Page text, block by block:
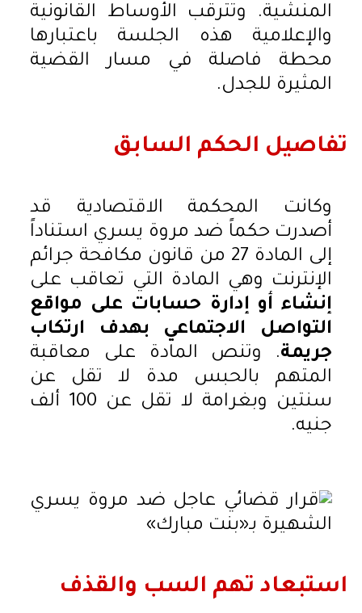
المنشية. وتترقب الأوساط القانونية
والإعلامية هذه الجلسة باعتبارها
محطة فاصلة في مسار القضية
المثيرة للجدل.
تفاصيل الحكم السابق
وكانت المحكمة الاقتصادية قد
أصدرت حكماً ضد مروة يسري استناداً
إلى المادة 27 من قانون مكافحة جرائم
الإنترنت وهي المادة التي تعاقب على
إنشاء أو إدارة حسابات على مواقع
التواصل الاجتماعي بهدف ارتكاب
جريمة. وتنص المادة على معاقبة
المتهم بالحبس مدة لا تقل عن
سنتين وبغرامة لا تقل عن 100 ألف
جنيه.
استبعاد تهم السب والقذف